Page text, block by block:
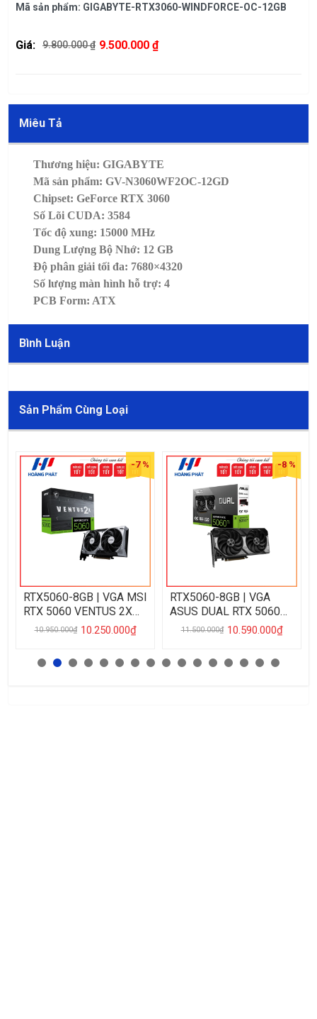
Mã sản phẩm: GIGABYTE-RTX3060-WINDFORCE-OC-12GB
Giá: 9.800.000 ₫ 9.500.000 ₫
Miêu Tả
Thương hiệu: GIGABYTE
Mã sản phẩm: GV-N3060WF2OC-12GD
Chipset: GeForce RTX 3060
Số Lõi CUDA: 3584
Tốc độ xung: 15000 MHz
Dung Lượng Bộ Nhớ: 12 GB
Độ phân giải tối đa: 7680×4320
Số lượng màn hình hỗ trợ: 4
PCB Form: ATX
Bình Luận
Sản Phẩm Cùng Loại
-7 %
RTX5060-8GB | VGA MSI
RTX 5060 VENTUS 2X
8GB DDR7
10.950.000₫ 10.250.000₫
-8 %
RTX5060-8GB | VGA
ASUS DUAL RTX 5060
8GB OC DDR7
11.500.000₫ 10.590.000₫